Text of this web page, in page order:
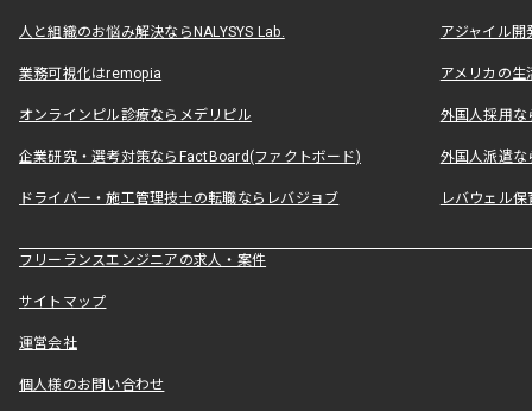
人と組織のお悩み解決ならNALYSYS Lab. アジャイル
業務可視化はremopia アメリカの
オンラインピル診療ならメデリピル 外国人採用
企業研究・選考対策ならFactBoard(ファクトボード) 外国人派遣な
ドライバー・施工管理技士の転職ならレバジョブ レバウェル
フリーランスエンジニアの求人・案件
サイトマップ
運営会社
個人様のお問い合わせ